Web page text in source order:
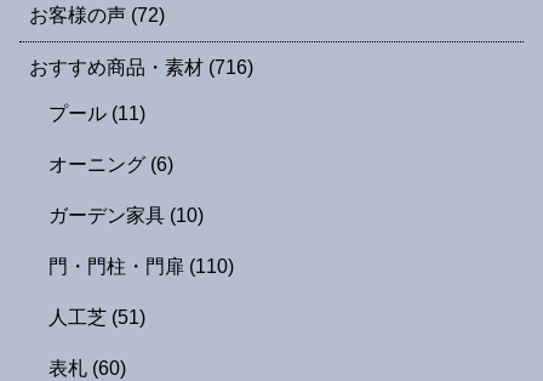
お客様の声 (72)
おすすめ商品・素材 (716)
プール (11)
オーニング (6)
ガーデン家具 (10)
門・門柱・門扉 (110)
人工芝 (51)
表札 (60)